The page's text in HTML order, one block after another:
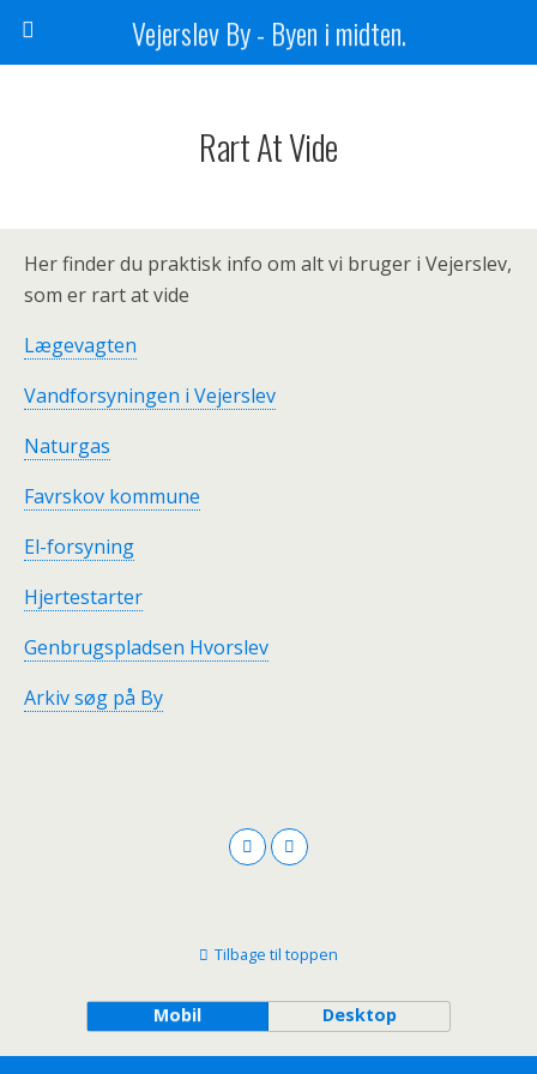
Vejerslev By - Byen i midten.
Rart At Vide
Her finder du praktisk info om alt vi bruger i Vejerslev,
som er rart at vide
Lægevagten
Vandforsyningen i Vejerslev
Naturgas
Favrskov kommune
El-forsyning
Hjertestarter
Genbrugspladsen Hvorslev
Arkiv søg på By
Tilbage til toppen
Mobil Desktop